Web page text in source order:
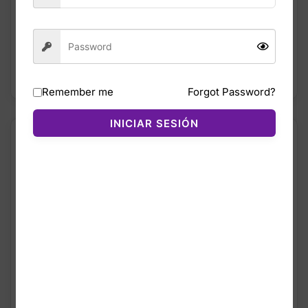
unisex,Women
AÑADIR AL
Bolso
AÑADIR AL
Remember me Forgot Password?
INICIAR SESIÓN